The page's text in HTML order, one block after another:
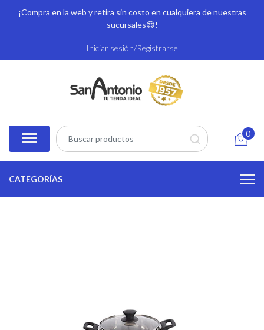
¡Compra en la web y retira sin costo en cualquiera de nuestras
sucursales😍!
Iniciar sesión/Registrarse
0
CATEGORÍAS